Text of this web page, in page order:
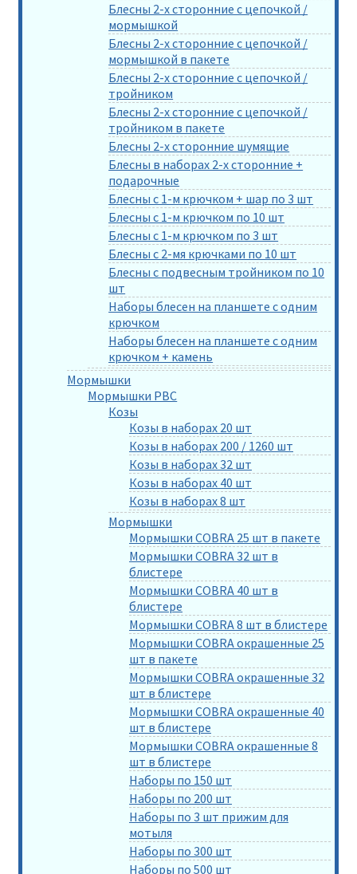
Блесны 2-х сторонние с цепочкой /
мормышкой
Блесны 2-х сторонние с цепочкой /
мормышкой в пакете
Блесны 2-х сторонние с цепочкой /
тройником
Блесны 2-х сторонние с цепочкой /
тройником в пакете
Блесны 2-х сторонние шумящие
Блесны в наборах 2-х сторонние +
подарочные
Блесны с 1-м крючком + шар по 3 шт
Блесны с 1-м крючком по 10 шт
Блесны с 1-м крючком по 3 шт
Блесны с 2-мя крючками по 10 шт
Блесны с подвесным тройником по 10
шт
Наборы блесен на планшете с одним
крючком
Наборы блесен на планшете с одним
крючком + камень
Мормышки
Мормышки РВС
Козы
Козы в наборах 20 шт
Козы в наборах 200 / 1260 шт
Козы в наборах 32 шт
Козы в наборах 40 шт
Козы в наборах 8 шт
Мормышки
Мормышки COBRA 25 шт в пакете
Мормышки COBRA 32 шт в
блистере
Мормышки COBRA 40 шт в
блистере
Мормышки COBRA 8 шт в блистере
Мормышки COBRA окрашенные 25
шт в пакете
Мормышки COBRA окрашенные 32
шт в блистере
Мормышки COBRA окрашенные 40
шт в блистере
Мормышки COBRA окрашенные 8
шт в блистере
Наборы по 150 шт
Наборы по 200 шт
Наборы по 3 шт прижим для
мотыля
Наборы по 300 шт
Наборы по 500 шт